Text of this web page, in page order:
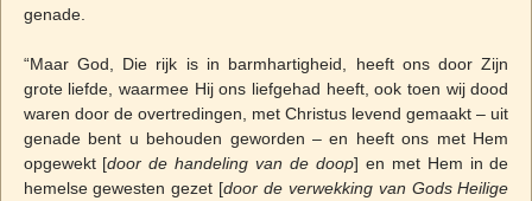
genade.
“Maar God, Die rijk is in barmhartigheid, heeft ons door Zijn
grote liefde, waarmee Hij ons liefgehad heeft, ook toen wij dood
waren door de overtredingen, met Christus levend gemaakt – uit
genade bent u behouden geworden – en heeft ons met Hem
opgewekt [door de handeling van de doop] en met Hem in de
hemelse gewesten gezet [door de verwekking van Gods Heilige